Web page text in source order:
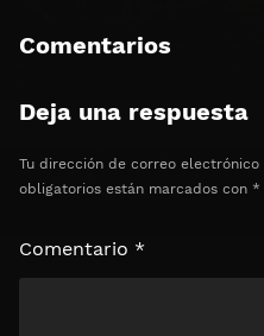
Comentarios
Deja una respuesta
Tu dirección de correo
obligatorios están marcados con *
Comentario *